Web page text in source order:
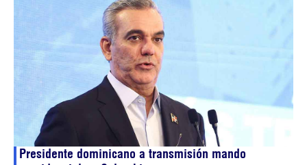
Presidente dominicano a transmisión mando